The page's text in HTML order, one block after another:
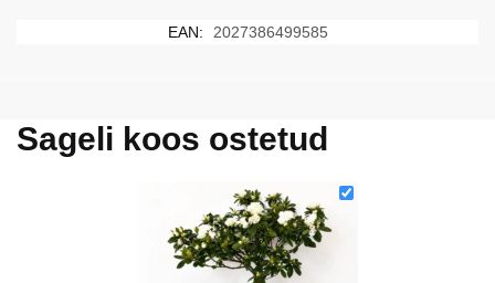
EAN: 2027386499585
Sageli koos ostetud